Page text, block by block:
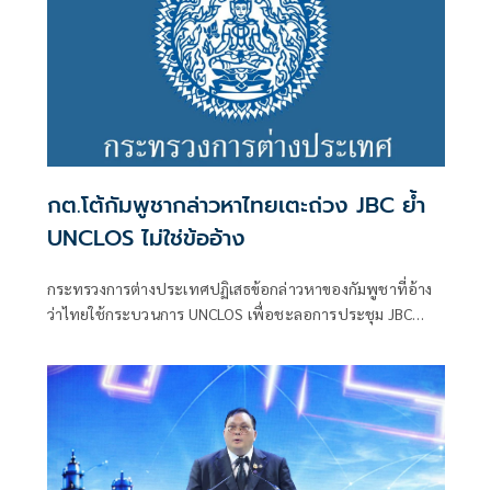
กต.โต้กัมพูชากล่าวหาไทยเตะถ่วง JBC ย้ำ
UNCLOS ไม่ใช่ข้ออ้าง
กระทรวงการต่างประเทศปฏิเสธข้อกล่าวหาของกัมพูชาที่อ้าง
ว่าไทยใช้กระบวนการ UNCLOS เพื่อชะลอการประชุม JBC
ล่าวหาไม่เ